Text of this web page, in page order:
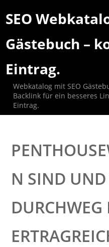
SEO
Gästebuch –
Eintrag.
Webkatalog mit SEO
Backlink für ein besseres
Eintrag.
N SIND
DURCHWEG